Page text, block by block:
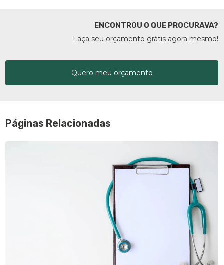
ENCONTROU O QUE PROCURAVA?
Faça seu orçamento grátis agora mesmo!
Quero meu orçamento
Páginas Relacionadas